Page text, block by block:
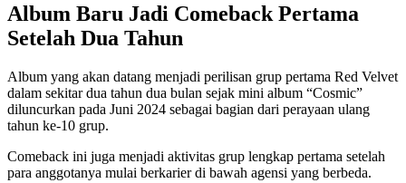
Album Baru Jadi Comeback Pertama
Setelah Dua Tahun
Album yang akan datang menjadi perilisan grup pertama Red Velvet
dalam sekitar dua tahun dua bulan sejak mini album “Cosmic”
diluncurkan pada Juni 2024 sebagai bagian dari perayaan ulang
tahun ke-10 grup.
Comeback ini juga menjadi aktivitas grup lengkap pertama setelah
para anggotanya mulai berkarier di bawah agensi yang berbeda.